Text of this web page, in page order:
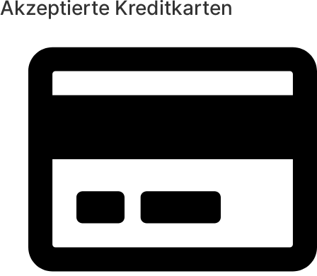
Akzeptierte Kreditkarten